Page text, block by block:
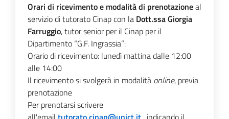
Orari di ricevimento e modalità di prenotazioneal
servizio di tutorato Cinap con la Dott.ssa Giorgia
Farruggio, tutor senior per il Cinap per il
Dipartimento “G.F. Ingrassia”:
Orario di ricevimento: lunedì mattina dalle 12:00
alle 14:00
Il ricevimento si svolgerà in modalità online, previa
prenotazione
Per prenotarsi scrivere